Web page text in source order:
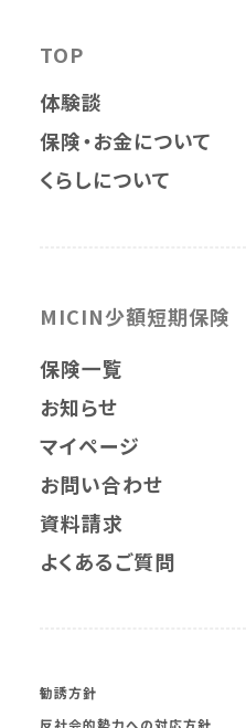
TOP
体験談
保険・お金について
くらしについて
MICIN少額短期保険
保険一覧
お知らせ
マイページ
お問い合わせ
資料請求
よくあるご質問
勧誘方針
反社会的勢力への対応方針